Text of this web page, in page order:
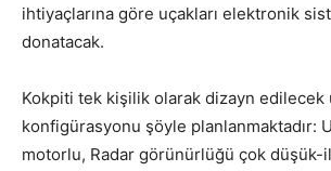
ihtiyaçlarına göre uçakları elektronik
donatacak.
Kokpiti tek kişilik olarak dizayn edilecek
konfigürasyonu şöyle planlanmaktadır:
motorlu, Radar görünürlüğü çok düşük-